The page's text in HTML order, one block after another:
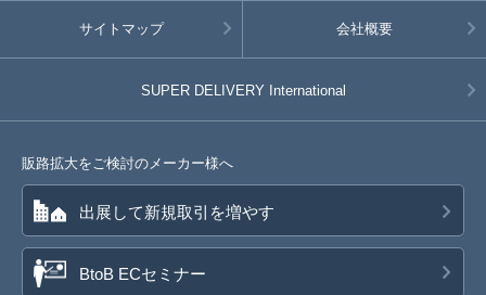
サイトマップ 会社概要
SUPER DELIVERY International
販路拡大をご検討のメーカー様へ
出展して新規取引を増やす
BtoB ECセミナー